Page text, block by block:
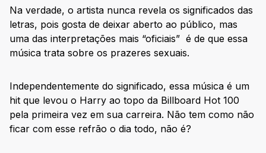
Na verdade, o artista nunca revela os significados das
letras, pois gosta de deixar aberto ao público, mas
uma das interpretações mais “oficiais” é de que essa
música trata sobre os prazeres sexuais.
Independentemente do significado, essa música é um
hit que levou o Harry ao topo da Billboard Hot 100
pela primeira vez em sua carreira. Não tem como não
ficar com esse refrão o dia todo, não é?